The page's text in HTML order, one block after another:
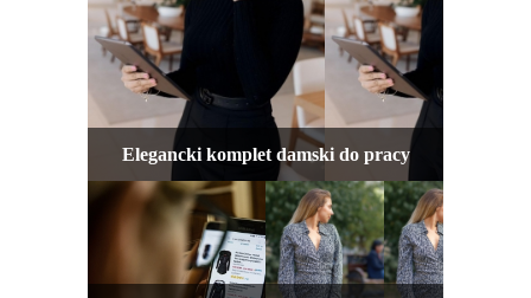
Elegancki komplet damski do pracy